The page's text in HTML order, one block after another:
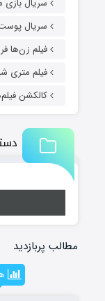
سریال بازی
سریال
فیلم زن‌ها
فیلم متری
کالکشن
مطالب پربازدید